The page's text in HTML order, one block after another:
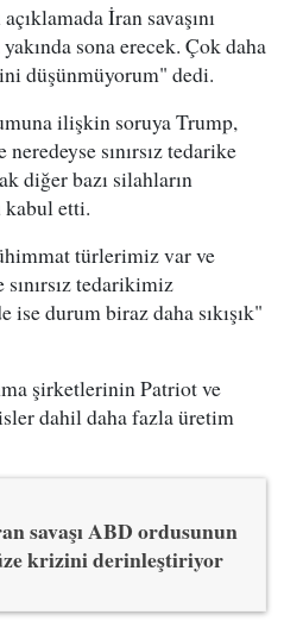
İran savaşını
sona erecek. Çok daha
düşünmüyorum" dedi.
ilişkin soruya Trump,
sınırsız tedarike
diğer bazı silahların
kabul etti.
türlerimiz var ve
sınırsız tedarikimiz
durum biraz daha sıkışık"
şirketlerinin Patriot ve
dahil daha fazla üretim
savaşı ABD ordusunun
krizini derinleştiriyor